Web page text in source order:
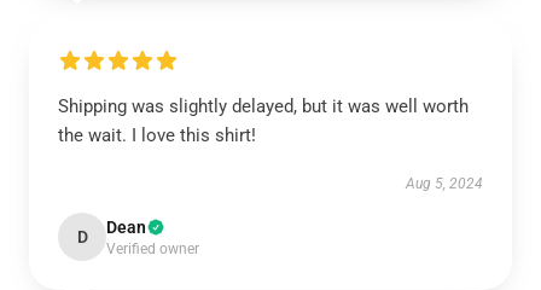
Shipping was slightly delayed, but it was well worth
the wait. I love this shirt!
Aug 5, 2024
D Dean
Verified owner